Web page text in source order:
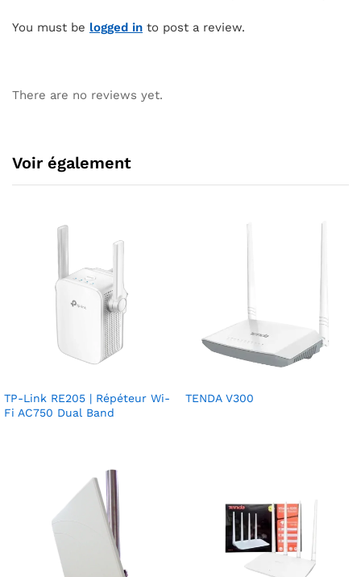
You must be logged in to post a review.
There are no reviews yet.
Voir également
TP-Link RE205 | Répéteur Wi-
Fi AC750 Dual Band
TENDA V300